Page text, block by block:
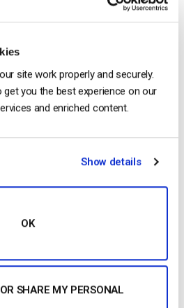
site work properly and securely.
you the best experience on our
and enriched content.
Show details
OK
SHARE MY PERSONAL
engagement and live streaming